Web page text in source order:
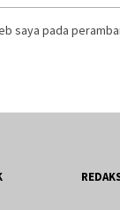
saya pada